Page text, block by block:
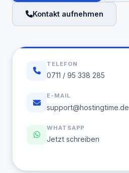
Kontakt aufnehmen
TELEFON
0711 / 95 338 285
E-MAIL
support@hostingtime.de
WHATSAPP
Jetzt schreiben